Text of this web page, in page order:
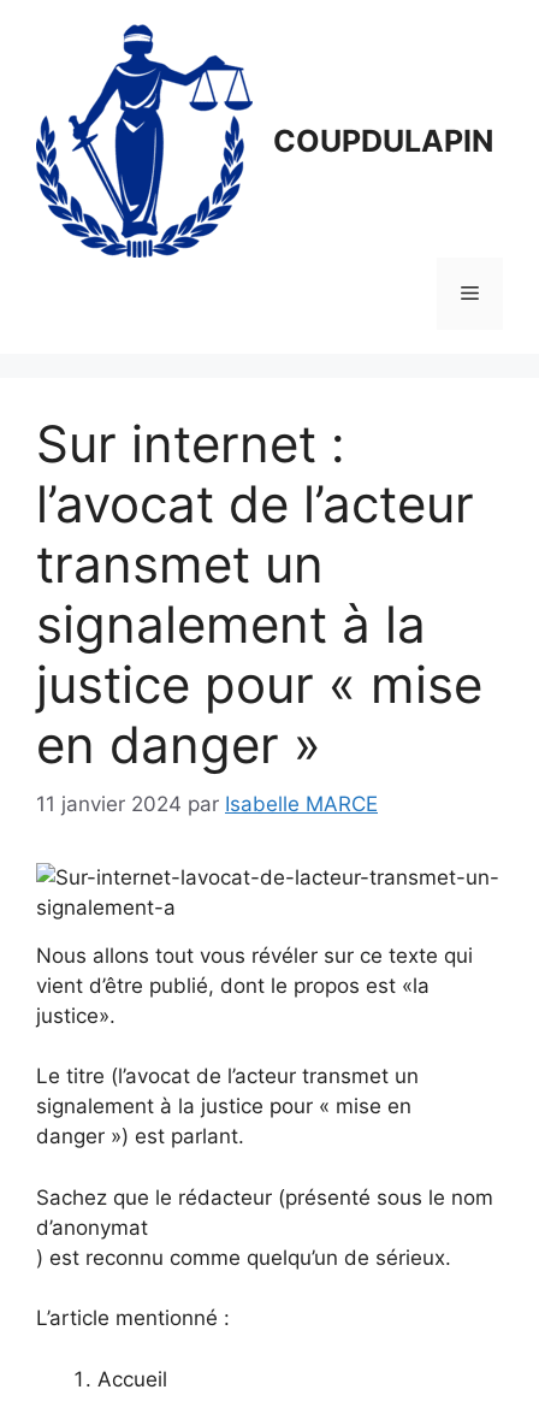
COUPDULAPIN
Menu
Sur internet :
l’avocat de l’acteur
transmet un
signalement à la
justice pour « mise
en danger »
11 janvier 2024 par Isabelle MARCE
Nous allons tout vous révéler sur ce texte qui
vient d’être publié, dont le propos est «la
justice».
Le titre (l’avocat de l’acteur transmet un
signalement à la justice pour « mise en
danger ») est parlant.
Sachez que le rédacteur (présenté sous le nom
d’anonymat
) est reconnu comme quelqu’un de sérieux.
L’article mentionné :
Accueil